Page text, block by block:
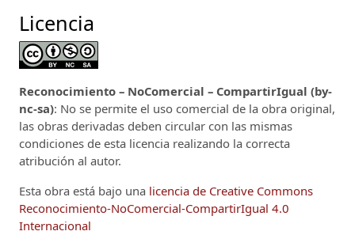
Licencia
Reconocimiento – NoComercial – CompartirIgual (by-
nc-sa): No se permite el uso comercial de la obra original,
las obras derivadas deben circular con las mismas
condiciones de esta licencia realizando la correcta
atribución al autor.
Esta obra está bajo una licencia de Creative Commons
Reconocimiento-NoComercial-CompartirIgual 4.0
Internacional